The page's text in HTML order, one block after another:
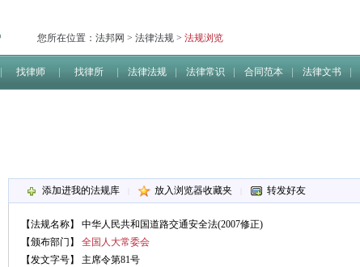
您所在位置： 法邦网 > 法律法规 > 法规浏览
找律师 找律所 法律法规 法律常识 合同范本 法律文书
添加进我的法规库 放入浏览器收藏夹 转发好友
【法规名称】 中华人民共和国道路交通安全法(2007修正)
【颁布部门】 全国人大常委会
【发文字号】 主席令第81号